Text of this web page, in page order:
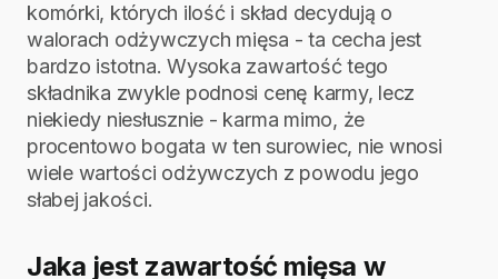
komórki, których ilość i skład decydują o
walorach odżywczych mięsa - ta cecha jest
bardzo istotna. Wysoka zawartość tego
składnika zwykle podnosi cenę karmy, lecz
niekiedy niesłusznie - karma mimo, że
procentowo bogata w ten surowiec, nie wnosi
wiele wartości odżywczych z powodu jego
słabej jakości.
Jaka jest zawartość mięsa w